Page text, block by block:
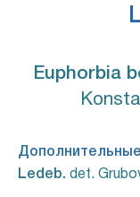
Euphorbia
Ledeb.⁣ det.